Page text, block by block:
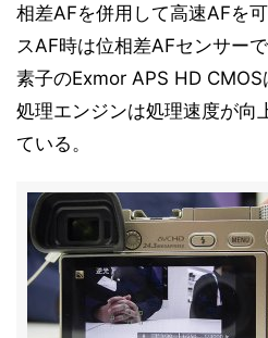
相差AFを併用して高速AFを
スAF時は位相差AFセンサー
素子のExmor APS HD
処理エンジンは処理速度が向
ている。